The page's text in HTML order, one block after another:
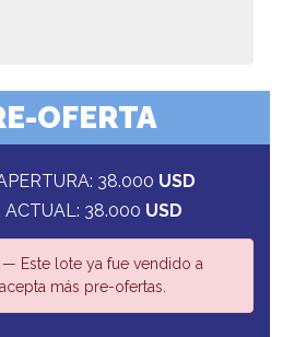
OFERTA
38.000 USD
ACTUAL: 38.000 USD
— Este lote ya fue vendido a
más pre-ofertas.